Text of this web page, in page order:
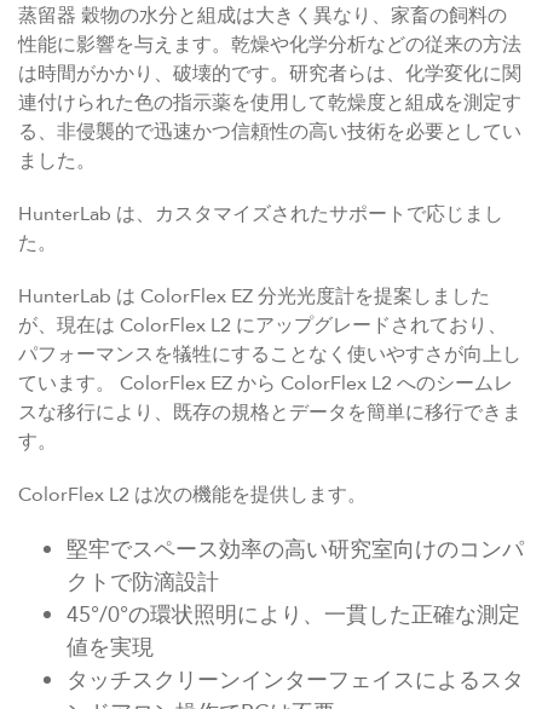
蒸留器 穀物の水分と組成は大きく異なり、家畜の飼料の
性能に影響を与えます。乾燥や化学分析などの従来の方法
は時間がかかり、破壊的です。研究者らは、化学変化に関
連付けられた色の指示薬を使用して乾燥度と組成を測定す
る、非侵襲的で迅速かつ信頼性の高い技術を必要としてい
ました。
HunterLab は、カスタマイズされたサポートで応じまし
た。
HunterLab は ColorFlex EZ 分光光度計を提案しました
が、現在は ColorFlex L2 にアップグレードされており、
パフォーマンスを犠牲にすることなく使いやすさが向上し
ています。 ColorFlex EZ から ColorFlex L2 へのシームレ
スな移行により、既存の規格とデータを簡単に移行できま
す。
ColorFlex L2 は次の機能を提供します。
堅牢でスペース効率の高い研究室向けのコンパ
クトで防滴設計
45°/0°の環状照明により、一貫した正確な測定
値を実現
タッチスクリーンインターフェイスによるスタ